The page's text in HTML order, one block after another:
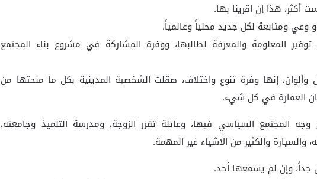
أكثر، هذا إن اقرينا بها.
ومتابعة لكل جديد محلياً وعالمياً.
المعلومة والمعرفة لطالبها، ووفرة المشاركة في مشروع بناء المجتمع
إنها وفرة تنوع واختلاف، صقلت الشخصية المدينية بكل ما منحتها من
العمارة في كل شيء.
وجه المجتمع السياسي فيها، وعائلة تقرر الزوجة، ومدرسة التلميذ وجامعته،
والكثير من الاشياء غير المهمة.
جداً، وإن لم يسمعها أحد.